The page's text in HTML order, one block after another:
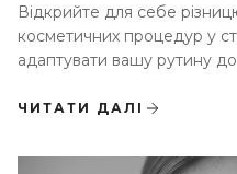
Відкрийте для себе
косметичних процедур у
адаптувати вашу рутину
ЧИТАТИ ДАЛІ